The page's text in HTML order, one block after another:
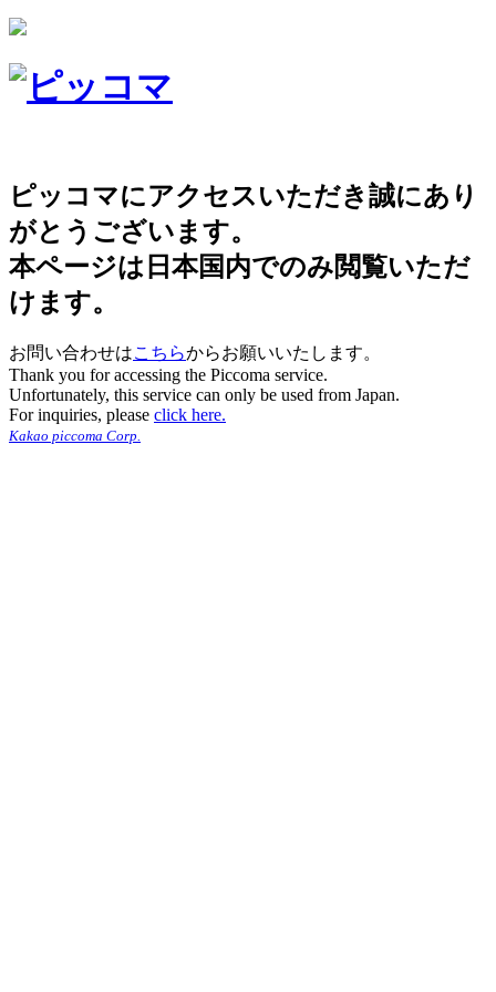
ピッコマにアクセスいただき誠にあり
がとうございます。
本ページは日本国内でのみ閲覧いただ
けます。
お問い合わせはこちらからお願いいたします。
Thank you for accessing the Piccoma service.
Unfortunately, this service can only be used from Japan.
For inquiries, please click here.
Kakao piccoma Corp.